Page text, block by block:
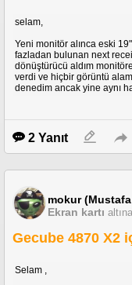
selam,
Yeni monitör alınca eski
fazladan bulunan next
dönüştürücü aldım
verdi ve hiçbir görüntü
denedim ancak yine aynı
2 Yanıt
mokur
Ekran kartı
Gecube 4870 X2
Selam ,